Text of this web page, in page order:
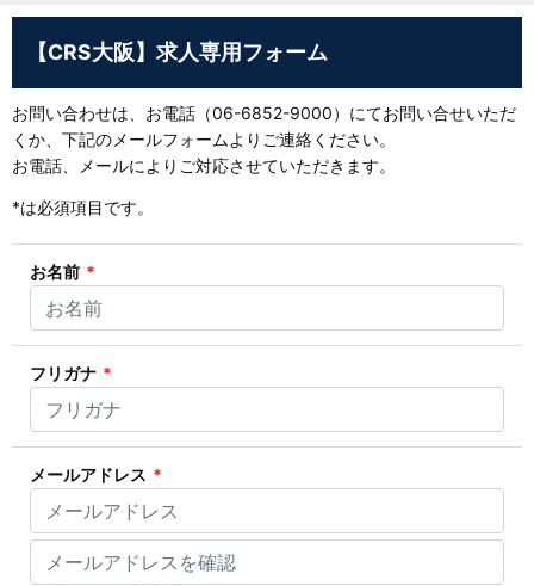
【CRS大阪】求人専用フォーム
お問い合わせは、お電話（06-6852-9000）にてお問い合せいただ
くか、下記のメールフォームよりご連絡ください。
お電話、メールによりご対応させていただきます。
*は必須項目です。
お名前 *
フリガナ *
メールアドレス *